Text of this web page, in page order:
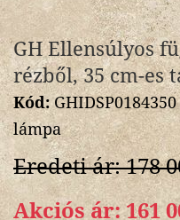
GH Ellensúlyos
rézből, 35 cm-es
Kód:
lámpa
Eredeti ár: 178
Akciós ár: 161